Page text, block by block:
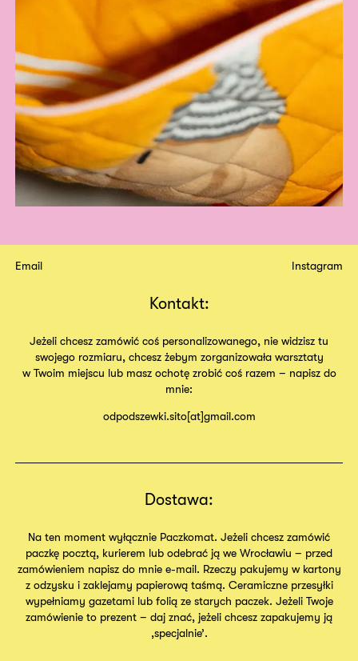
Email Instagram
Kontakt:
Jeżeli chcesz zamówić coś personalizowanego, nie widzisz tu
swojego rozmiaru, chcesz żebym zorganizowała warsztaty
w Twoim miejscu lub masz ochotę zrobić coś razem – napisz do
mnie:
odpodszewki.sito[at]gmail.com
Dostawa:
Na ten moment wyłącznie Paczkomat. Jeżeli chcesz zamówić
paczkę pocztą, kurierem lub odebrać ją we Wrocławiu – przed
zamówieniem napisz do mnie e-mail. Rzeczy pakujemy w kartony
z odzysku i zaklejamy papierową taśmą. Ceramiczne przesyłki
wypełniamy gazetami lub folią ze starych paczek. Jeżeli Twoje
zamówienie to prezent – daj znać, jeżeli chcesz zapakujemy ją
,specjalnie’.